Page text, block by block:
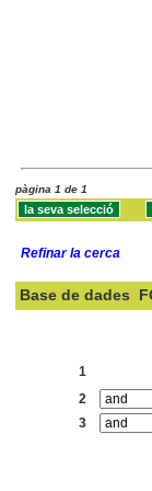
pàgina 1 de 1
Refinar la cerca
Base de dades
1
2
3